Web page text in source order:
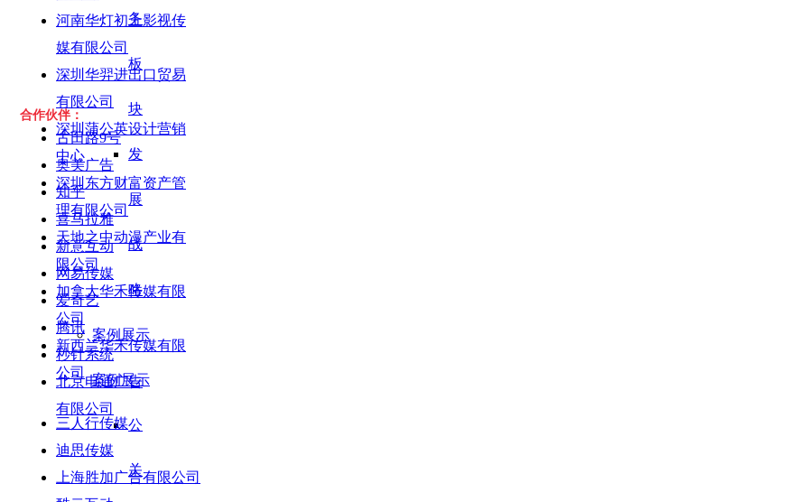
务
板
块
发
展
战
略
案例展示
案例展示
公
关
河南华灯初上影视传
媒有限公司
深圳华羿进出口贸易
有限公司
深圳蒲公英设计营销
中心
深圳东方财富资产管
理有限公司
天地之中动漫产业有
限公司
加拿大华禾传媒有限
公司
新西兰华禾传媒有限
公司
合作伙伴：
古田路9号
奥美广告
知乎
喜马拉雅
新意互动
网易传媒
爱奇艺
腾讯
秒针系统
北京电通广告
有限公司
三人行传媒
迪思传媒
上海胜加广告有限公司